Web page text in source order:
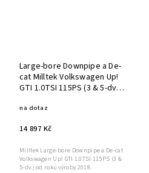
Large-bore Downpipe a De-
cat Milltek Volkswagen Up!
GTI 1.0TSI 115PS (3 & 5-dv.)
na dotaz
14 897 Kč
Milltek Large-bore Downpipe a De-cat
Volkswagen Up! GTI 1.0TSI 115PS (3 &
5-dv.) od roku výroby 2018